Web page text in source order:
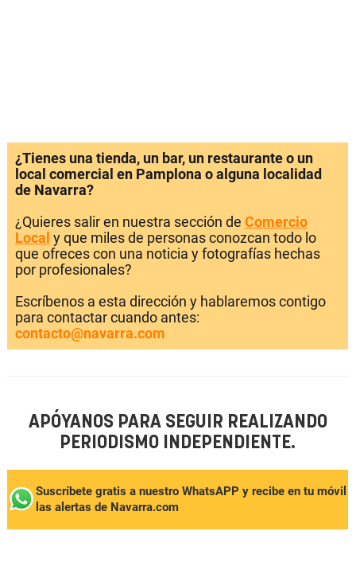
¿Tienes una tienda, un bar, un restaurante o un
local comercial en Pamplona o alguna localidad
de Navarra?
¿Quieres salir en nuestra sección de Comercio
Local y que miles de personas conozcan todo lo
que ofreces con una noticia y fotografías hechas
por profesionales?
Escríbenos a esta dirección y hablaremos contigo
para contactar cuando antes:
contacto@navarra.com
APÓYANOS PARA SEGUIR REALIZANDO
PERIODISMO INDEPENDIENTE.
Suscríbete gratis a nuestro WhatsAPP y recibe en tu móvil
las alertas de Navarra.com